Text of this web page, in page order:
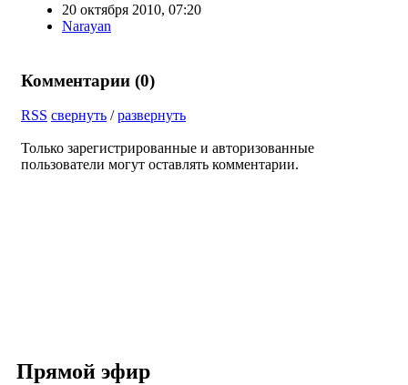
20 октября 2010, 07:20
Narayan
Комментарии (0)
RSS свернуть /развернуть
Только зарегистрированные и авторизованные
пользователи могут оставлять комментарии.
Прямой эфир